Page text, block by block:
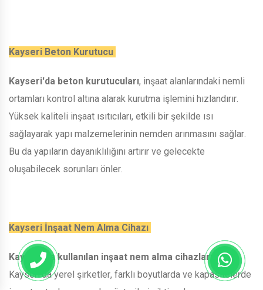
Kayseri Beton Kurutucu
Kayseri'da beton kurutucuları, inşaat alanlarındaki nemli
ortamları kontrol altına alarak kurutma işlemini hızlandırır.
Yüksek kaliteli inşaat ısıtıcıları, etkili bir şekilde ısı
sağlayarak yapı malzemelerinin nemden arınmasını sağlar.
Bu da yapıların dayanıklılığını artırır ve gelecekte
oluşabilecek sorunları önler.
Kayseri İnşaat Nem Alma Cihazı
Kayseri'da kullanılan inşaat nem alma cihazları
Kayseri'da yerel şirketler, farklı boyutlarda ve kapasitelerde